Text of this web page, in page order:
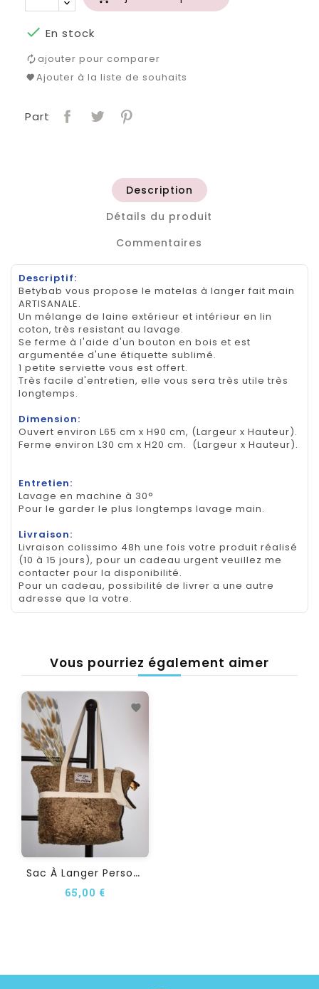
 En stock
ajouter pour comparer
Ajouter à la liste de souhaits
Part
Description
Détails du produit
Commentaires
Descriptif:
Betybab vous propose le matelas à langer fait main
ARTISANALE.
Un mélange de laine extérieur et intérieur en lin
coton, très resistant au lavage.
Se ferme à l'aide d'un bouton en bois et est
argumentée d'une étiquette sublimé.
1 petite serviette vous est offert.
Très facile d'entretien, elle vous sera très utile très
longtemps.
Dimension:
Ouvert environ L65 cm x H90 cm, (Largeur x Hauteur).
Ferme environ L30 cm x H20 cm. (Largeur x Hauteur).
Entretien:
Lavage en machine à 30°
Pour le garder le plus longtemps lavage main.
Livraison:
Livraison colissimo 48h une fois votre produit réalisé
(10 à 15 jours), pour un cadeau urgent veuillez me
contacter pour la disponibilité.
Pour un cadeau, possibilité de livrer a une autre
adresse que la votre.
Vous pourriez également aimer
S
Ac À Langer Personnalisé...
65,00 €